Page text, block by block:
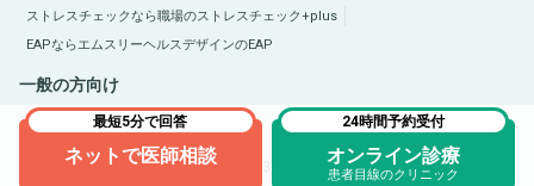
最短5分で回答
ネットで医師相談
24時間予約受付
オンライン診療
患者目線のクリニック
ストレスチェックなら職場のストレスチェック+plus
EAPならエムスリーヘルスデザインのEAP
一般の方向け
医療総合サイトQLife（キューライフ） 肥満症総合サイトならひまんラボ
Copyright © 2005-2026 M3, Inc. All Rights Reserved.